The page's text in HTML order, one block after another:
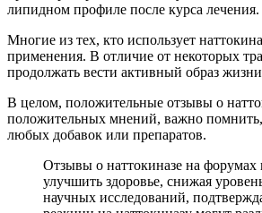
липидном профиле после курса лечения.
Многие из тех, кто использует
применения. В отличие от некоторых
продолжать вести активный образ
В целом, положительные отзывы о
положительных мнений, важно помнить,
любых добавок или препаратов.
Отзывы о наттокиназе на
улучшить здоровье, снижая
научных исследований,